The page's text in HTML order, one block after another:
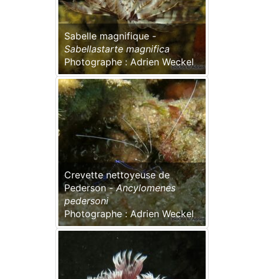
Sabelle magnifique -
Sabellastarte magnifica
Photographe : Adrien Weckel
Crevette nettoyeuse de
Pederson -Ancylomenes
pedersoni
Photographe : Adrien Weckel